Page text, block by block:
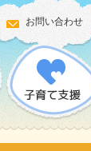
お問い合わせ